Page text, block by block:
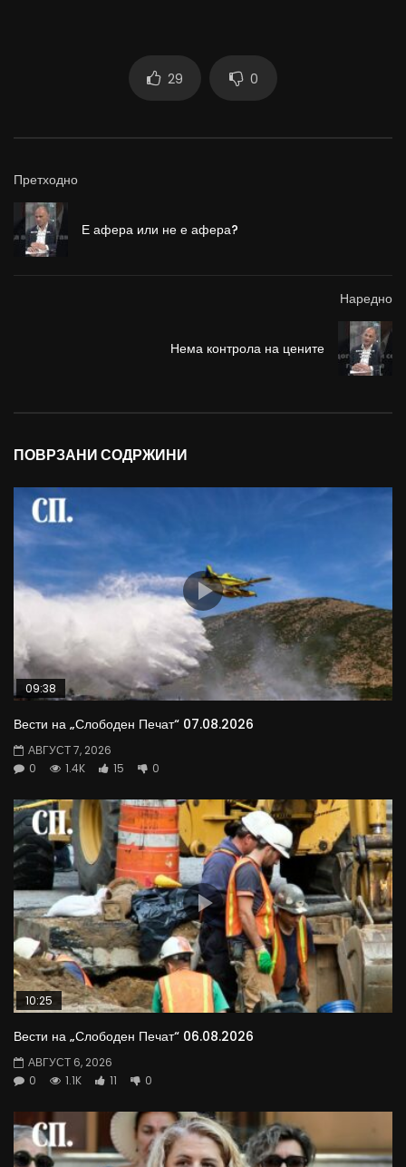
29 0
Претходно
Е афера или не е афера?
Наредно
Нема контрола на цените
ПОВРЗАНИ СОДРЖИНИ
09:38
Вести на „Слободен Печат“ 07.08.2026
АВГУСТ 7, 2026
0
1.4K 15 0
10:25
Вести на „Слободен Печат“ 06.08.2026
АВГУСТ 6, 2026
0
1.1K 11 0